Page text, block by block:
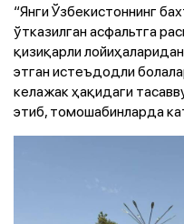
“Янги Ўзбекистоннинг
ўтказилган асфальтга
қизиқарли
этган истеъдодли
келажак ҳақидаги
этиб, томошабинларда